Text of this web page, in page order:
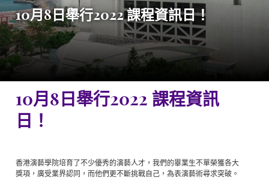
10月8日舉行2022 課程資訊日！
10月8日舉行2022 課程資訊
日！
香港演藝學院培育了不少優秀的演藝人才，我們的畢業生不單榮獲各大
獎項，廣受業界認同，而他們更不斷挑戰自己，為表演藝術尋求突破。